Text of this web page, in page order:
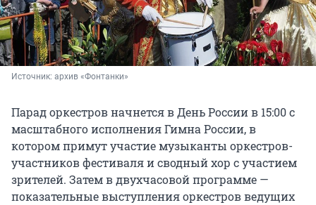
Источник: архив «Фонтанки»
Парад оркестров начнется в День России в 15:00 с
масштабного исполнения Гимна России, в
котором примут участие музыканты оркестров-
участников фестиваля и сводный хор с участием
зрителей. Затем в двухчасовой программе —
показательные выступления оркестров ведущих